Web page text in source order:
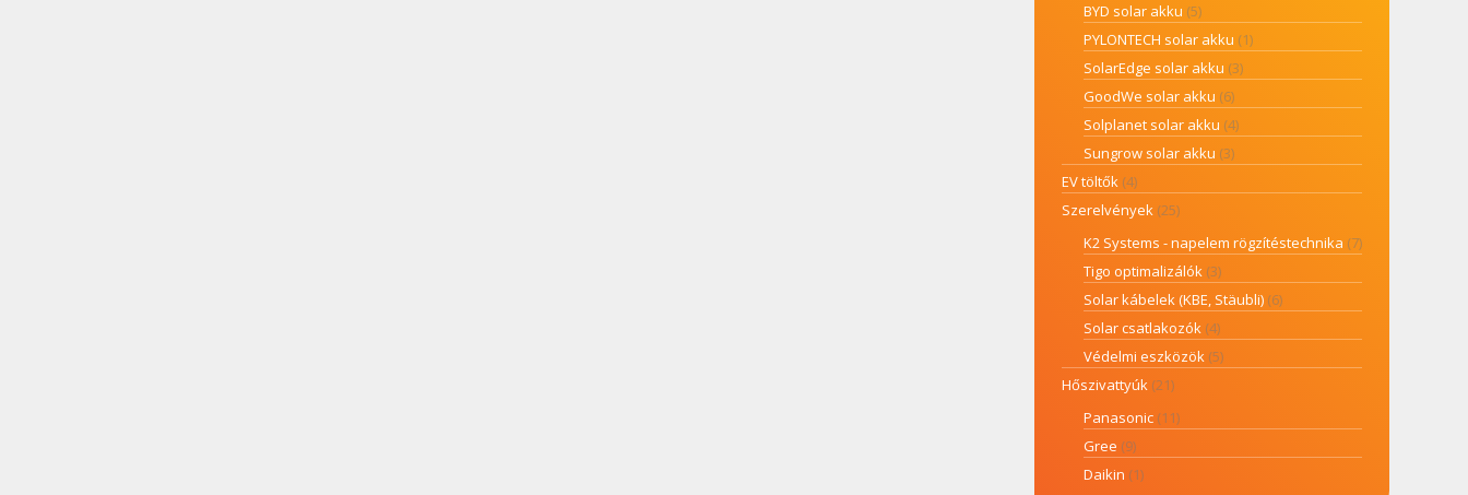
BYD solar akku (5)
PYLONTECH solar akku (1)
SolarEdge solar akku (3)
GoodWe solar akku (6)
Solplanet solar akku (4)
Sungrow solar akku (3)
EV töltők (4)
Szerelvények (25)
K2 Systems - napelem rögzítéstechnika (7)
Tigo optimalizálók (3)
Solar kábelek (KBE, Stäubli) (6)
Solar csatlakozók (4)
Védelmi eszközök (5)
Hőszivattyúk (21)
Panasonic (11)
Gree (9)
Daikin (1)